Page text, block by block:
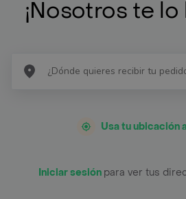
¡Nosotros te
Usa tu ubicación
Iniciar sesión para ver tus